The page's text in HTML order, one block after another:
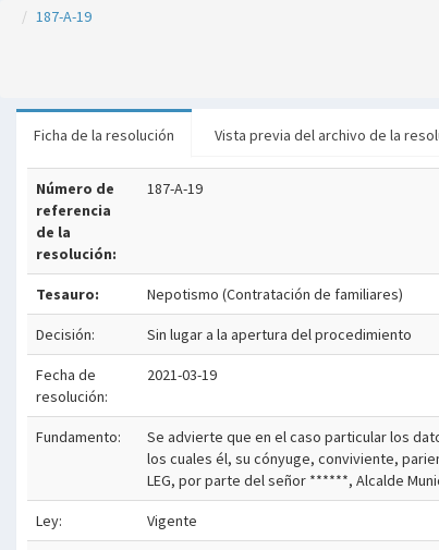
187-A-19
Ficha de la resolución Vista previa del archivo de la
Número de
referencia
de la
resolución:
187-A-19
Tesauro: Nepotismo (Contratación de familiares)
Decisión: Sin lugar a la apertura del procedimiento
Fecha de
resolución:
2021-03-19
Fundamento:
Se advierte que en el caso particular los
los cuales él, su cónyuge, conviviente,
LEG, por parte del señor ******, Alcalde
Ley: Vigente